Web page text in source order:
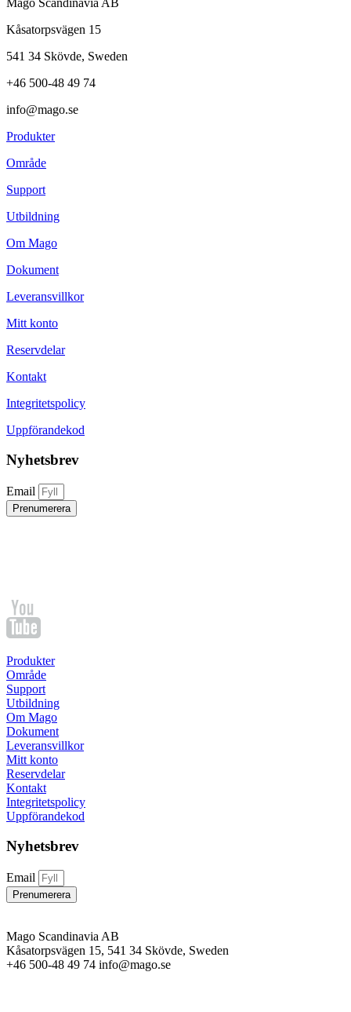
Kåsatorpsvägen 15
541 34 Skövde, Sweden
+46 500-48 49 74
info@mago.se
Produkter
Område
Support
Utbildning
Om Mago
Dokument
Leveransvillkor
Mitt konto
Reservdelar
Kontakt
Integritetspolicy
Uppförandekod
Nyhetsbrev
Email
Prenumerera
Produkter
Område
Support
Utbildning
Om Mago
Dokument
Leveransvillkor
Mitt konto
Reservdelar
Kontakt
Integritetspolicy
Uppförandekod
Nyhetsbrev
Email
Prenumerera
Mago Scandinavia AB
Kåsatorpsvägen 15, 541 34 Skövde, Sweden
+46 500-48 49 74 info@mago.se